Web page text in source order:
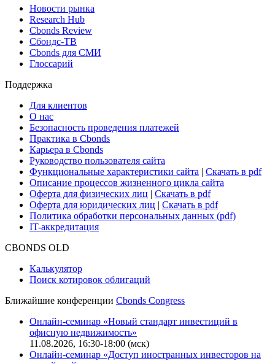
Поиск ETF & Funds
Новости и Аналитика
Новости рынка
Research Hub
Сбондс-ТВ
Глоссарий
Поддержка
Для клиентов
О нас
Безопасность проведения платежей
Практика в Cbonds
Карьера в Cbonds
Руководство пользователя сайта
Функциональные характеристики сайта|Скачать в pdf
Описание процессов жизненного цикла сайта
Оферта для юридических лиц
IT-аккредитация
Поиск котировок облигаций
Ближайшие конференцииCbonds Congress